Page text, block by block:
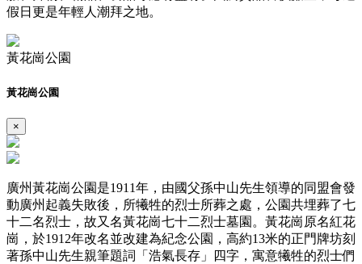
假日更是年輕人潮拜之地。
黃花崗公園
黃花崗公園
×
廣州黃花崗公園是1911年，由國父孫中山先生領導的同盟會發
動廣州起義失敗後，所犧牲的烈士所葬之處，公園共埋葬了七
十二名烈士，故又名黃花崗七十二烈士墓園。黃花崗原名紅花
崗，於1912年改名並改建為紀念公園，高約13米的正門牌坊刻
著孫中山先生親筆題詞「浩氣長存」四字，寓意犧牲的烈士們